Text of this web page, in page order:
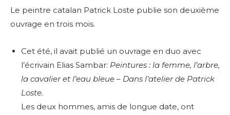
Le peintre catalan Patrick Loste publie son deuxième
ouvrage en trois mois.
Cet été, il avait publié un ouvrage en duo avec
l’écrivain Elias Sambar: Peintures : la femme, l’arbre,
la cavalier et l’eau bleue – Dans l’atelier de Patrick
Loste.
Les deux hommes, amis de longue date, ont